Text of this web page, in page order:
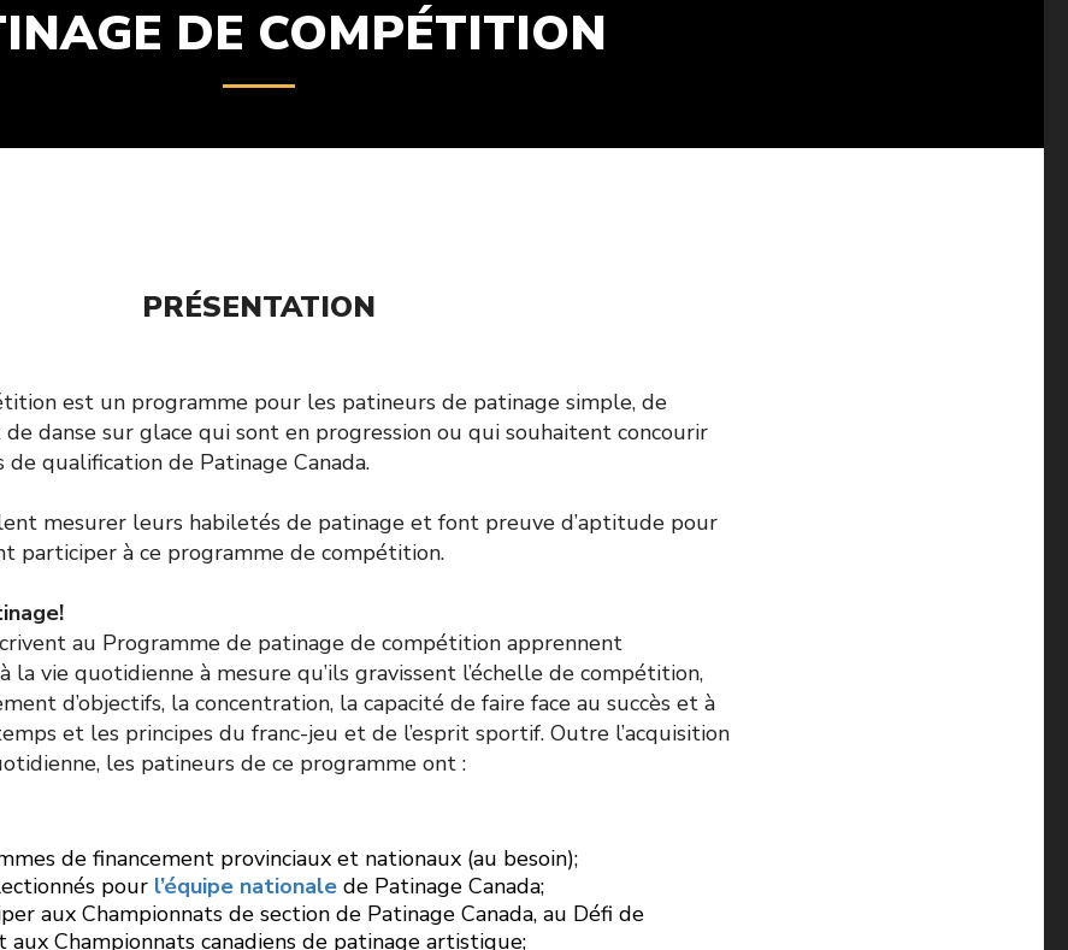
DE COMPÉTITION
PRÉSENTATION
est un programme pour les patineurs de patinage simple, de
danse sur glace qui sont en progression ou qui souhaitent concourir
qualification de Patinage Canada.
mesurer leurs habiletés de patinage et font preuve d’aptitude pour
participer à ce programme de compétition.
au Programme de patinage de compétition apprennent
vie quotidienne à mesure qu’ils gravissent l’échelle de compétition,
d’objectifs, la concentration, la capacité de faire face au succès et à
et les principes du franc-jeu et de l’esprit sportif. Outre l’acquisition
les patineurs de ce programme ont :
de financement provinciaux et nationaux (au besoin);
pour l’équipe nationale de Patinage Canada;
aux Championnats de section de Patinage Canada, au Défi de
aux Championnats canadiens de patinage artistique;